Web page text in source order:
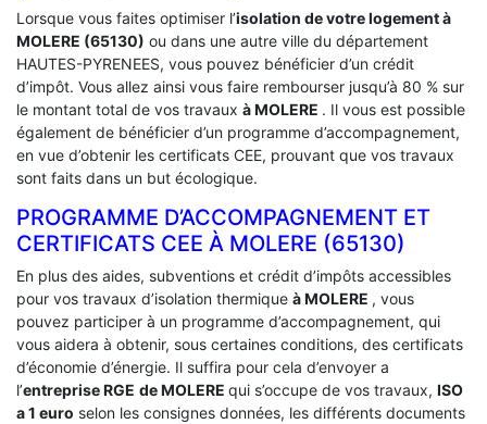
Lorsque vous faites optimiser l’isolation de votre logement à
MOLERE (65130) ou dans une autre ville du département
HAUTES-PYRENEES, vous pouvez bénéficier d’un crédit
d’impôt. Vous allez ainsi vous faire rembourser jusqu’à 80 % sur
le montant total de vos travaux à MOLERE . Il vous est possible
également de bénéficier d’un programme d’accompagnement,
en vue d’obtenir les certificats CEE, prouvant que vos travaux
sont faits dans un but écologique.
PROGRAMME D’ACCOMPAGNEMENT ET
CERTIFICATS CEE À ‎MOLERE (65130)
En plus des aides, subventions et crédit d’impôts accessibles
pour vos travaux d’isolation thermique à MOLERE , vous
pouvez participer à un programme d’accompagnement, qui
vous aidera à obtenir, sous certaines conditions, des certificats
d’économie d’énergie. Il suffira pour cela d’envoyer a
l’entreprise RGE de MOLERE qui s’occupe de vos travaux, ISO
a 1 euro selon les consignes données, les différents documents